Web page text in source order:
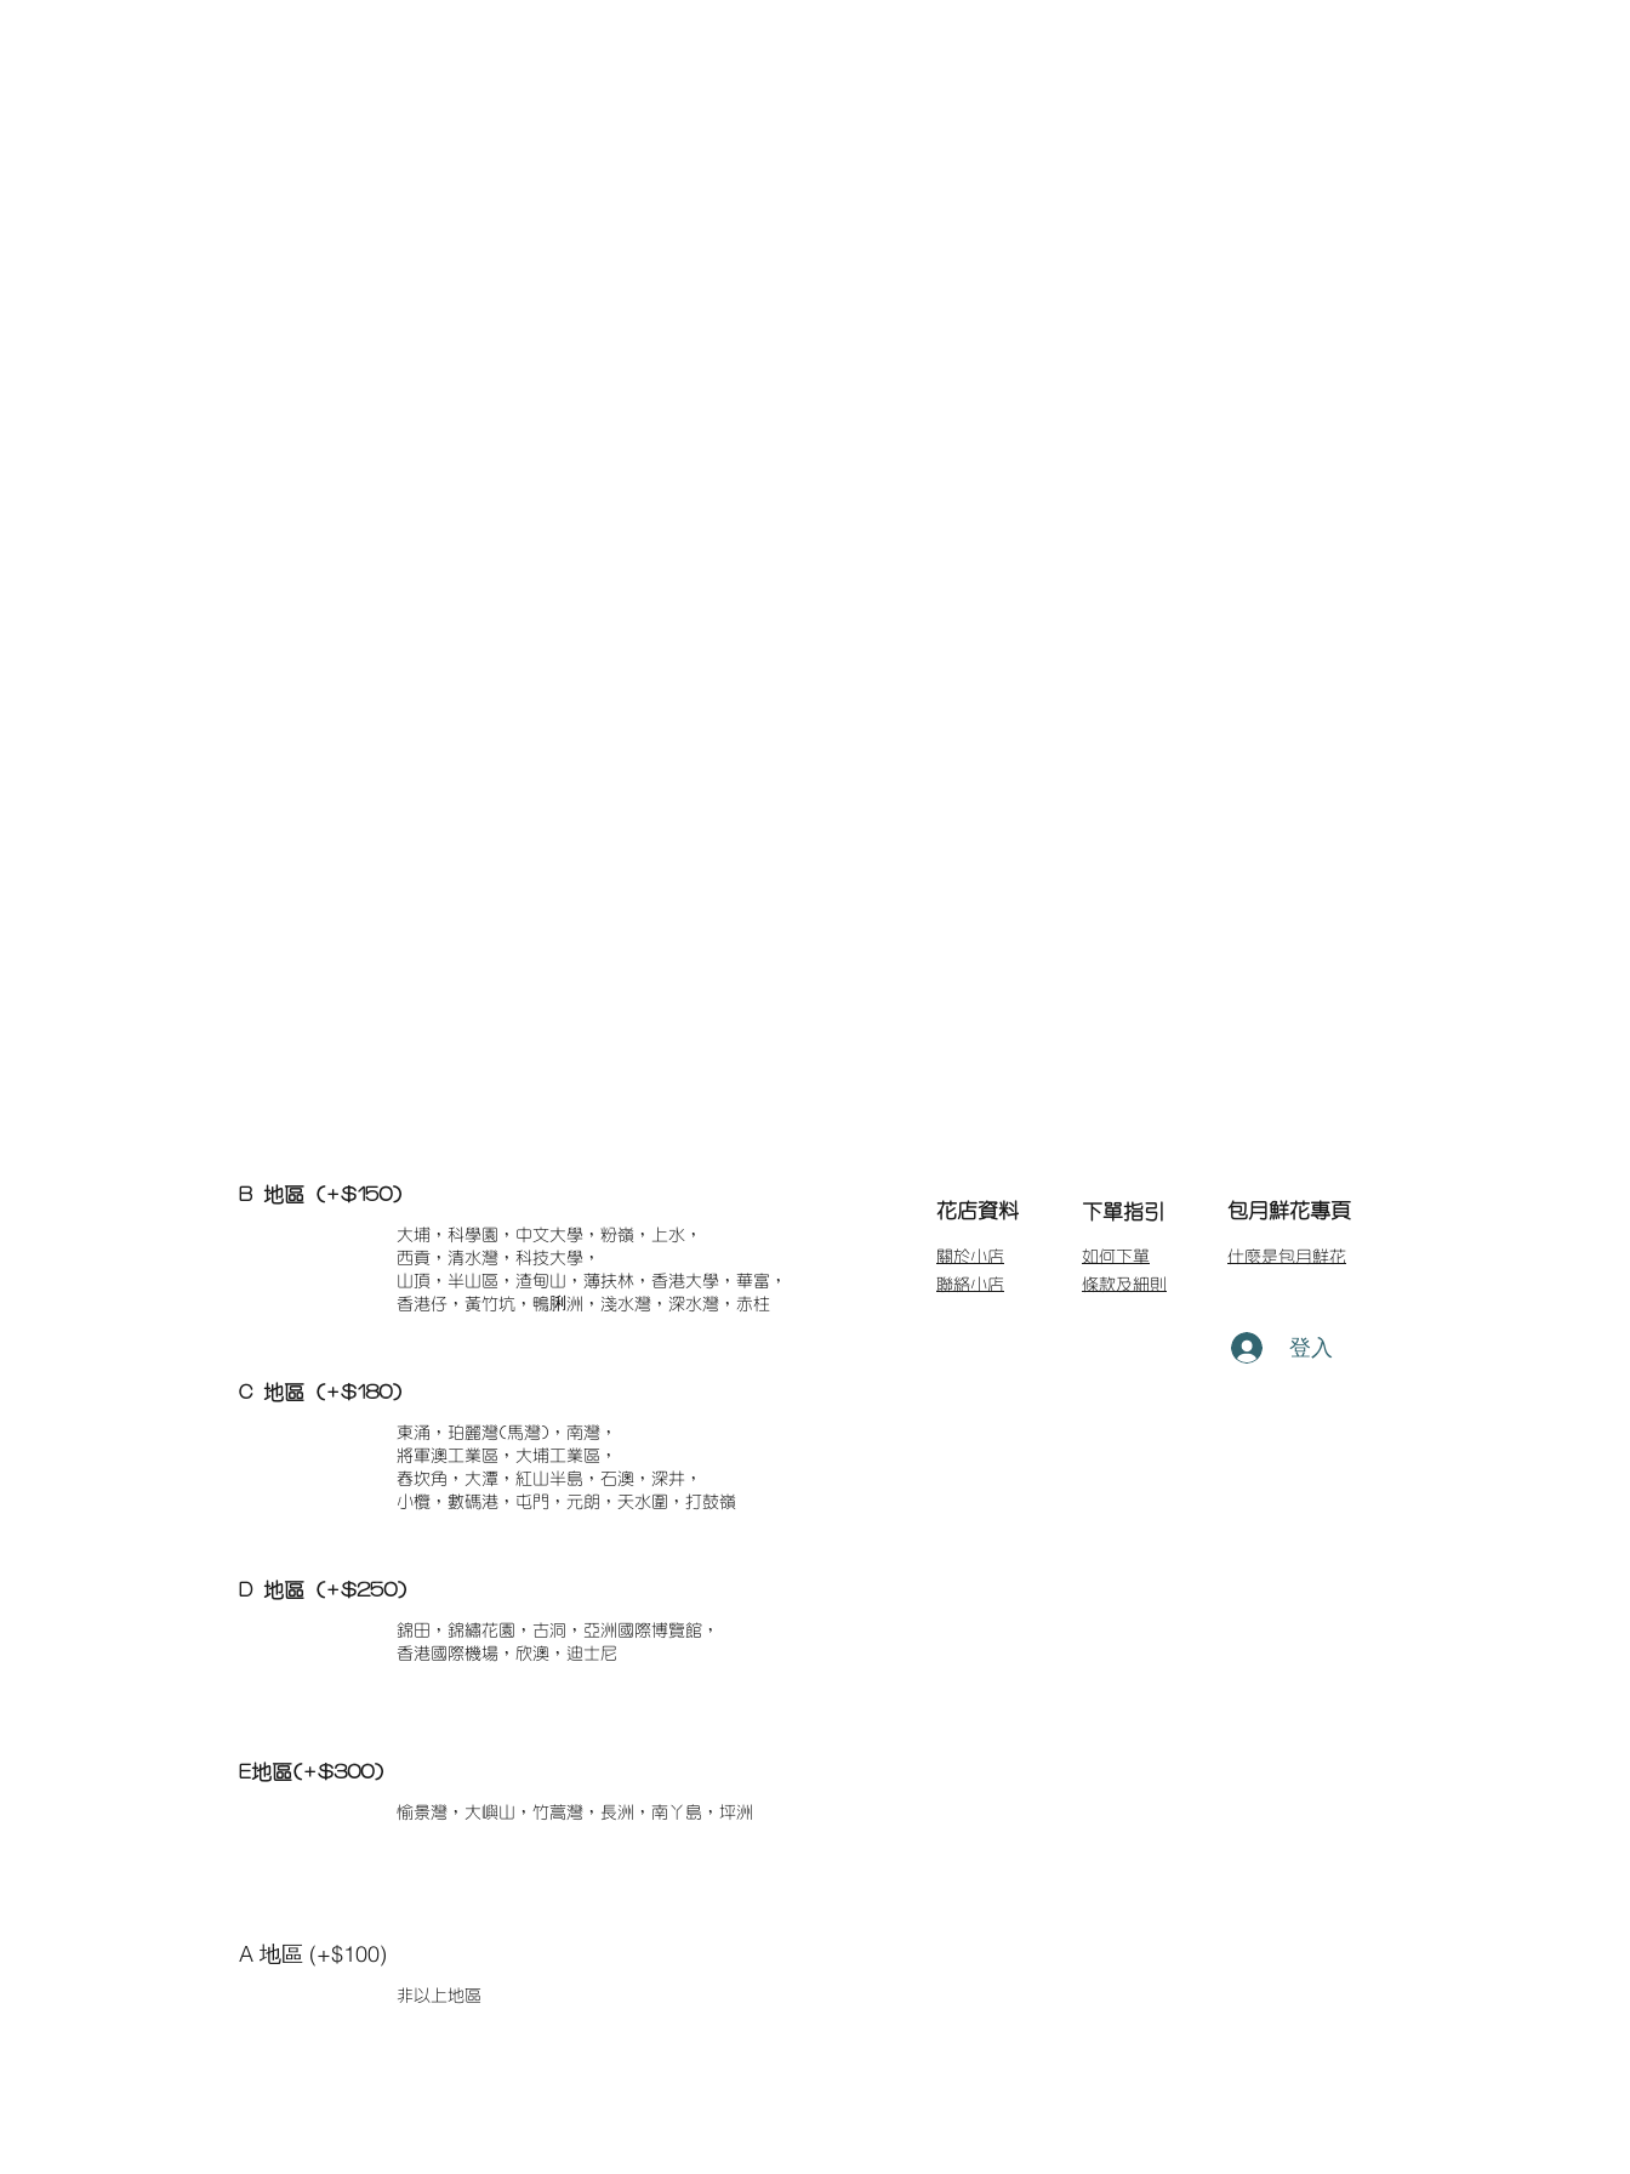
B 地區 (+$150)
大埔，科學園，中文大學，粉嶺，上水，
西貢，清水灣，科技大學，
山頂，半山區，渣甸山，薄扶林，香港大學，華富，
香港仔，黃竹坑，鴨脷洲，淺水灣，深水灣，赤柱
C 地區 (+$180)
東涌，珀麗灣(馬灣)，南灣，
將軍澳工業區，大埔工業區，
舂坎角，大潭，紅山半島，石澳，深井，
小欖，數碼港，屯門，元朗，天水圍，打鼓嶺
D 地區 (+$250)
錦田，錦繡花園，古洞，亞洲國際博覽館，
香港國際機場，欣澳，迪士尼
E地區(+$300)
愉景灣，大嶼山，竹蒿灣，長洲，南丫島，坪洲
A 地區 (+$100)
非以上地區
​花店資料 下單指引 包月鮮花專頁
關於小店
聯絡小店
如何下單
條款及細則
什麼是包月鮮花
登入